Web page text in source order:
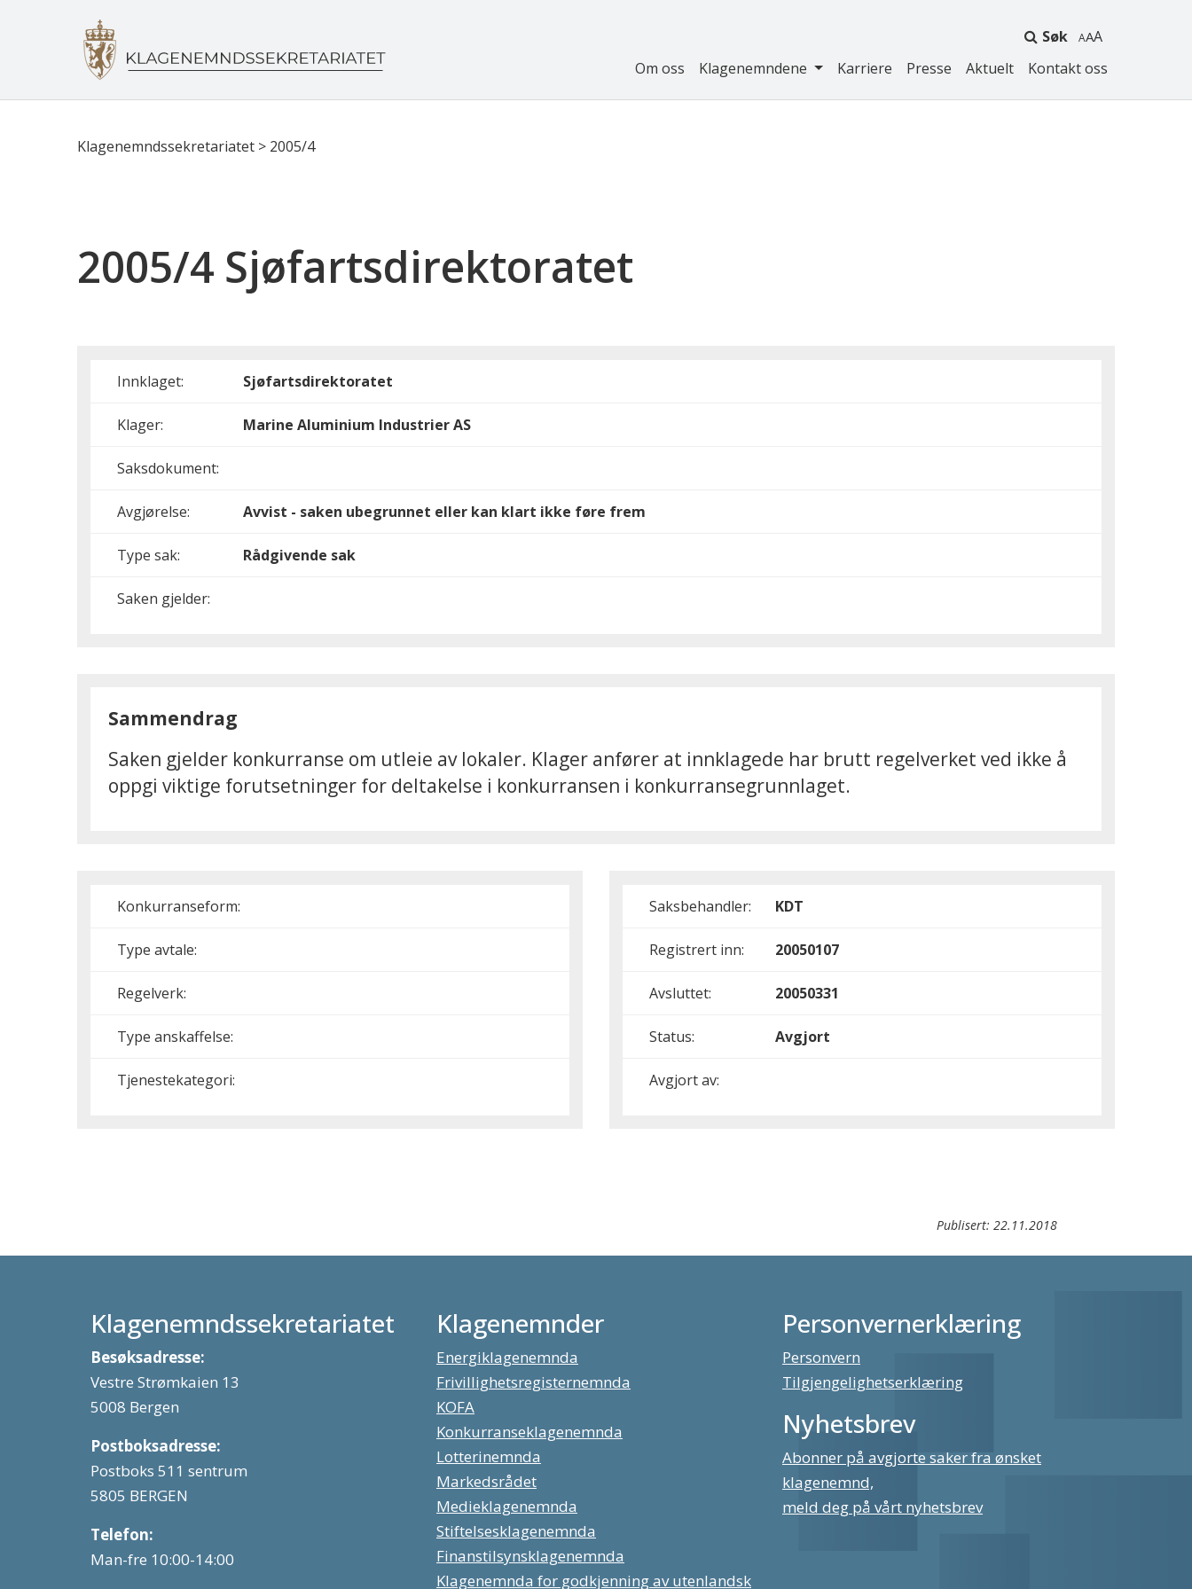
Søk A
Om oss Klagenemndene Karriere Presse Aktuelt Kontakt oss
Klagenemndssekretariatet > 2005/4
2005/4 Sjøfartsdirektoratet
Innklaget: Sjøfartsdirektoratet
Klager: Marine Aluminium Industrier AS
Saksdokument:
Avgjørelse: Avvist - saken ubegrunnet eller kan klart ikke føre frem
Type sak: Rådgivende sak
Saken gjelder:
Sammendrag
Saken gjelder konkurranse om utleie av lokaler. Klager anfører at innklagede har brutt regelverket ved ikke å
oppgi viktige forutsetninger for deltakelse i konkurransen i konkurransegrunnlaget.
Konkurranseform:
Type avtale:
Regelverk:
Type anskaffelse:
Tjenestekategori:
Saksbehandler: KDT
Registrert inn: 20050107
Avsluttet: 20050331
Status: Avgjort
Avgjort av:
Publisert: 22.11.2018
Klagenemndssekretariatet
Besøksadresse:
Vestre Strømkaien 13
5008 Bergen
Postboksadresse:
Postboks 511 sentrum
5805 BERGEN
Telefon:
Man-fre 10:00-14:00
Klagenemnder
Energiklagenemnda
Frivillighetsregisternemnda
KOFA
Konkurranseklagenemnda
Lotterinemnda
Markedsrådet
Medieklagenemnda
Stiftelsesklagenemnda
Finanstilsynsklagenemnda
Klagenemnda for godkjenning av utenlandsk
Personvernerklæring
Personvern
Tilgjengelighetserklæring
Nyhetsbrev
Abonner på avgjorte saker fra ønsket
klagenemnd,
meld deg på vårt nyhetsbrev